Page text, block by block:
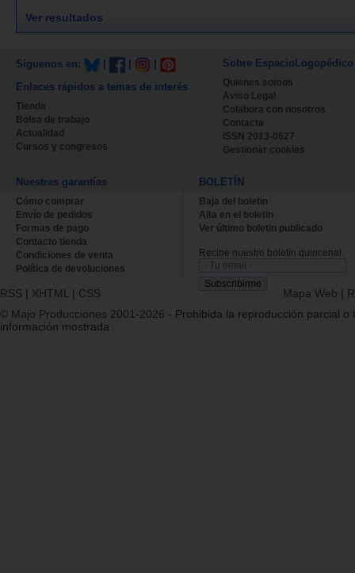
Ver resultados
Síguenos en:
Enlaces rápidos a temas de interés
Tienda
Bolsa de trabajo
Actualidad
Cursos y congresos
Sobre EspacioLogopédico
Quienes somos
Aviso Legal
Colabora con nosotros
Contacta
ISSN 2013-0627
Gestionar cookies
Nuestras garantías
Cómo comprar
Envío de pedidos
Formas de pago
Contacto tienda
Condiciones de venta
Política de devoluciones
BOLETÍN
Baja del boletin
Alta en el boletin
Ver último boletin publicado
Recibe nuestro boletín quincenal.
RSS | XHTML | CSS Mapa Web |
© Majo Producciones 2001-2026 - Prohibida la reproducción parcial o
información mostrada